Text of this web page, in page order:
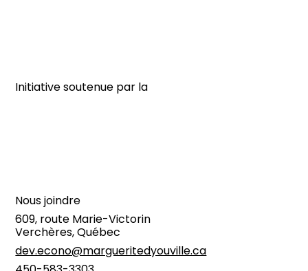
Initiative soutenue par la
Nous joindre
609, route Marie-Victorin
Verchères, Québec
dev.econo@margueritedyouville.ca